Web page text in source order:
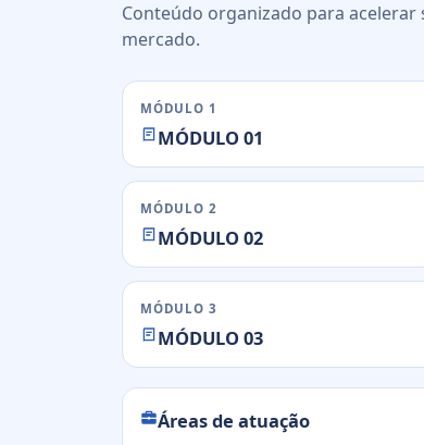
Conteúdo organizado para
mercado.
MÓDULO 1
MÓDULO 01
MÓDULO 2
MÓDULO 02
MÓDULO 3
MÓDULO 03
Áreas de atuação